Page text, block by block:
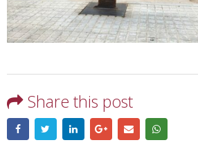
Share this post